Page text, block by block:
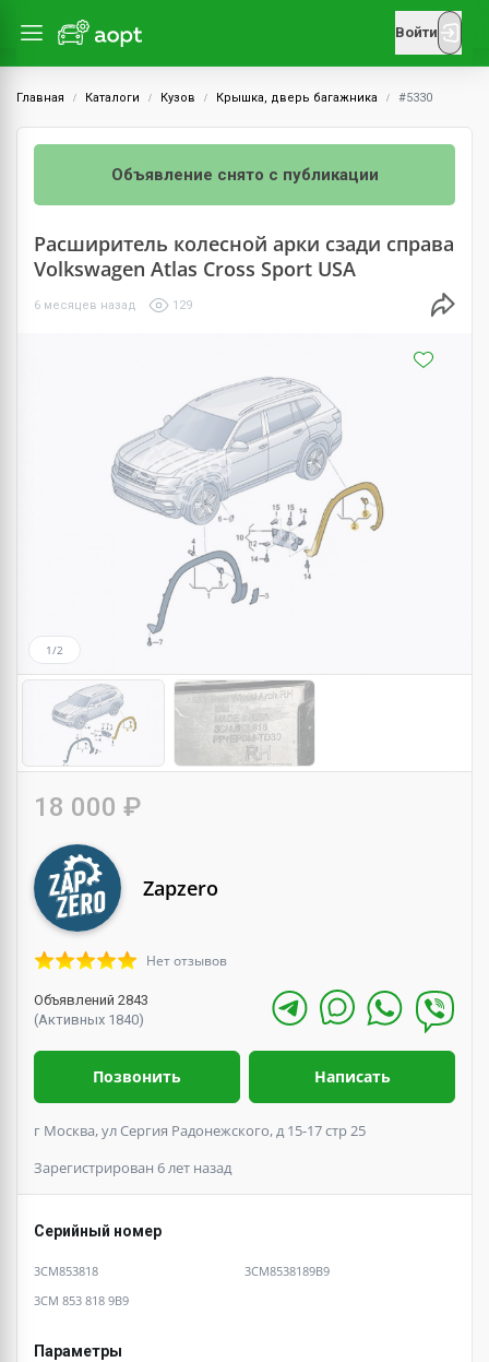
Войти
Главная Каталоги Кузов Крышка, дверь багажника #5330
Объявление снято с публикации
Расширитель колесной арки сзади справа
Volkswagen Atlas Cross Sport USA
6 месяцев назад 129
1/2
18 000 ₽
Zapzero
Нет отзывов
Объявлений 2843
(Активных 1840)
Позвонить Написать
г Москва, ул Сергия Радонежского, д 15-17 стр 25
Зарегистрирован 6 лет назад
Серийный номер
3CM853818
3CM8538189B9
3CM 853 818 9B9
Параметры